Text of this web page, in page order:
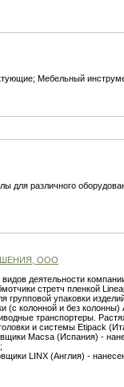
Мебельный
для различного
ООО
деятельности
стретч пленкой
групповой упаковки
(с колонной и без колонны)
транспортеры.
и системы Etipack
Macsa (Испания) -
LINX (Англия) -